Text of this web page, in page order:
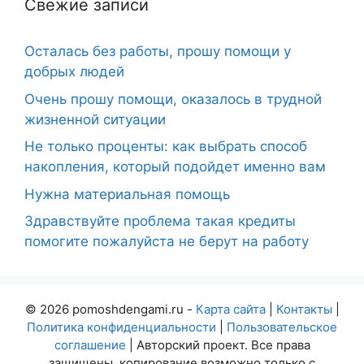
Свежие записи
Осталась без работы, прошу помощи у
добрых людей
Очень прошу помощи, оказалось в трудной
жизненной ситуации
Не только проценты: как выбрать способ
накопления, который подойдет именно вам
Нужна материальная помощь
Здравствуйте проблема такая кредиты
помогите пожалуйста не берут на работу
© 2026 pomoshdengami.ru - Карта сайта| Контакты
Политика конфиденциальности
Пользовательское
соглашение | Авторский проект. Все права